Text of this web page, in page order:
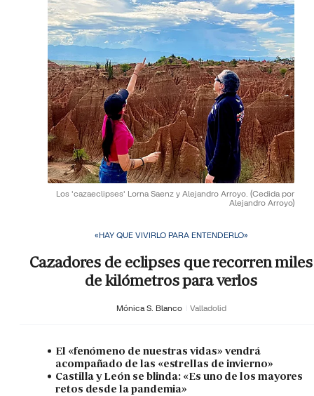
Los 'cazaeclipses' Lorna Saenz y Alejandro Arroyo. (Cedida por
Alejandro Arroyo)
«HAY QUE VIVIRLO PARA ENTENDERLO»
Cazadores de eclipses que recorren miles
de kilómetros para verlos
Mónica S. Blanco Valladolid
El «fenómeno de nuestras vidas» vendrá
acompañado de las «estrellas de invierno»
Castilla y León se blinda: «Es uno de los mayores
retos desde la pandemia»